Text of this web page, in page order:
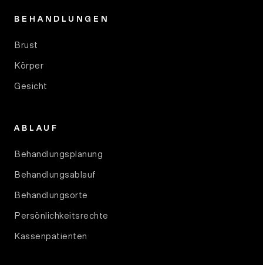
BEHANDLUNGEN
Brust
Körper
Gesicht
ABLAUF
Behandlungsplanung
Behandlungsablauf
Behandlungsorte
Persönlichkeitsrechte
Kassenpatienten